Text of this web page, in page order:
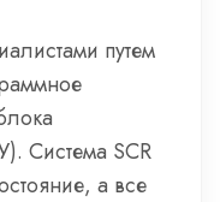
путем
Система SCR
а все